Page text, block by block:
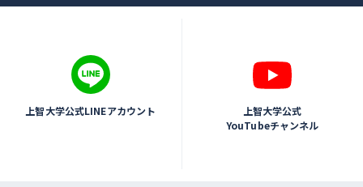
上智大学公式LINEアカウント
上智大学公式
YouTubeチャンネル